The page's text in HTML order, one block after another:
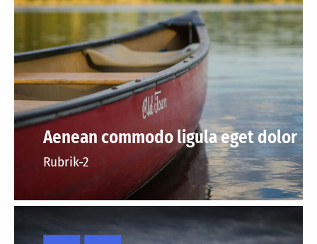
Aenean commodo ligula eget dolor
Rubrik-2